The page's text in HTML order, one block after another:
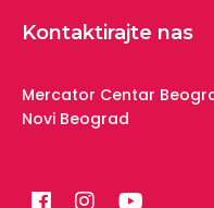
Kontaktirajte nas
Mercator Centar
Novi Beograd